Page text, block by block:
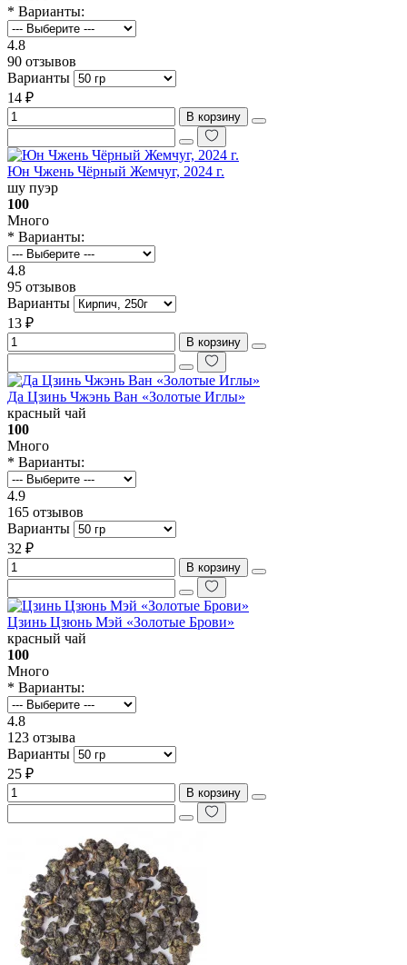
* Варианты:
4.8
90 отзывов
Варианты
14 ₽
В корзину
Юн Чжень Чёрный Жемчуг, 2024 г.
шу пуэр
100
Много
* Варианты:
4.8
95 отзывов
Варианты
13 ₽
В корзину
Да Цзинь Чжэнь Ван «Золотые Иглы»
красный чай
100
Много
* Варианты:
4.9
165 отзывов
Варианты
32 ₽
В корзину
Цзинь Цзюнь Мэй «Золотые Брови»
красный чай
100
Много
* Варианты:
4.8
123 отзыва
Варианты
25 ₽
В корзину